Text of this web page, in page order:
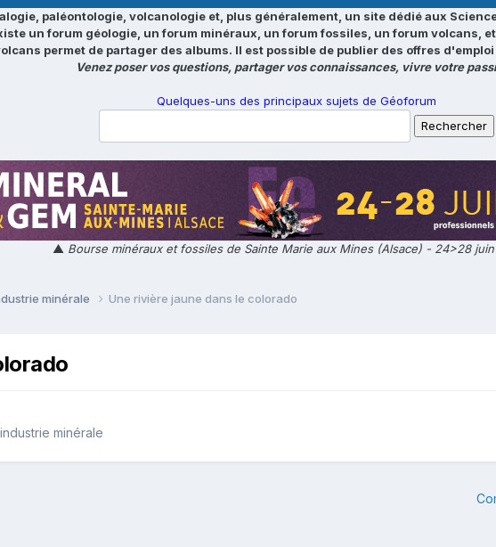
paléontologie, volcanologie et, plus généralement, un site dédié aux
un forum géologie, un forum minéraux, un forum fossiles, un forum volcans,
permet de partager des albums. Il est possible de publier des offres
Venez poser vos questions, partager vos connaissances, vivre votre
Quelques-uns des principaux sujets de Géoforum
▲ Bourse minéraux et fossiles de Sainte Marie aux Mines (Alsace) - 24>28
minérale Une rivière jaune dans le colorado
minérale